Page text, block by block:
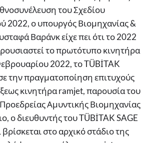
του Σχεδίου
2022, ο υπουργός Βιομηχανίας &
Βαράνκ είχε πει ότι το 2022
το πρωτότυπο κινητήρα
2022, το TÜBİTAK
την πραγματοποίηση επιτυχούς
κινητήρα ramjet, παρουσία του
Αμυντικής Βιομηχανίας
ο διευθυντής του TÜBİTAK SAGE
βρίσκεται στο αρχικό στάδιο της